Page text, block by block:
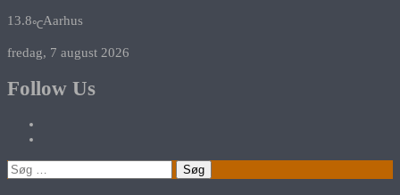
13.8℃Aarhus
fredag, 7 august 2026
Follow Us
Søg
efter: